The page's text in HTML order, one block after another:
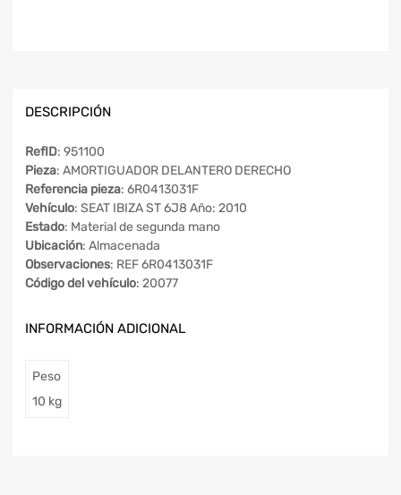
DESCRIPCIÓN
RefID: 951100
Pieza: AMORTIGUADOR DELANTERO DERECHO
Referencia pieza: 6R0413031F
Vehículo: SEAT IBIZA ST 6J8 Año: 2010
Estado: Material de segunda mano
Ubicación: Almacenada
Observaciones: REF 6R0413031F
Código del vehículo: 20077
INFORMACIÓN ADICIONAL
Peso
10 kg